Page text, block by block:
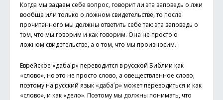
Когда мы задаем себе вопрос, говорит ли эта заповедь о лжи
вообще или только о ложном свидетельстве, то после
прочитанного мы должны ответить себе так: эта заповедь о
том, что мы говорим и как говорим. Она не просто о
ложном свидетельстве, а о том, что мы произносим.
Еврейское «даба´р» переводится в русской Библии как
«слово», но это не просто слово, а овеществленное слово,
поэтому на русский язык «даба´р» может переводиться и как
«слово», и как «дело». Поэтому мы должны понимать, что